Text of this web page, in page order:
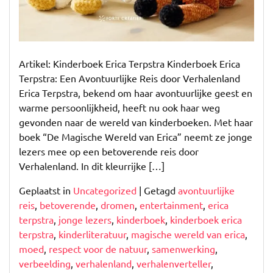
Artikel: Kinderboek Erica Terpstra Kinderboek Erica
Terpstra: Een Avontuurlijke Reis door Verhalenland
Erica Terpstra, bekend om haar avontuurlijke geest en
warme persoonlijkheid, heeft nu ook haar weg
gevonden naar de wereld van kinderboeken. Met haar
boek “De Magische Wereld van Erica” neemt ze jonge
lezers mee op een betoverende reis door
Verhalenland. In dit kleurrijke […]
Geplaatst in Uncategorized | Getagd avontuurlijke
reis, betoverende, dromen, entertainment, erica
terpstra, jonge lezers, kinderboek, kinderboek erica
terpstra, kinderliteratuur, magische wereld van erica,
moed, respect voor de natuur, samenwerking,
verbeelding, verhalenland, verhalenverteller,